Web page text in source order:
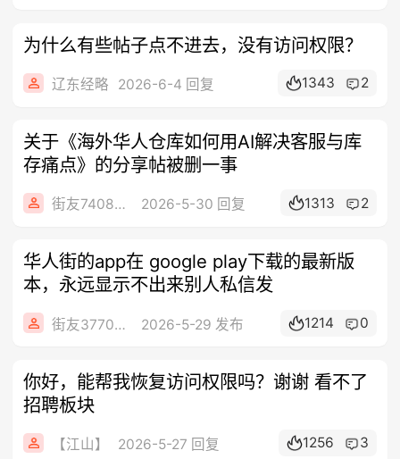
为什么有些帖子点不进去，没有访问权限？
辽东经略 2026-6-4 回复 1343 2
关于《海外华人仓库如何用AI解决客服与库
存痛点》的分享帖被删一事
街友74086442 2026-5-30 回复 1313 2
华人街的app在 google play下载的最新版
本，永远显示不出来别人私信发
街友377052901 2026-5-29 发布 1214 0
你好，能帮我恢复访问权限吗？谢谢 看不了
招聘板块
【江山】 2026-5-27 回复 1256 3